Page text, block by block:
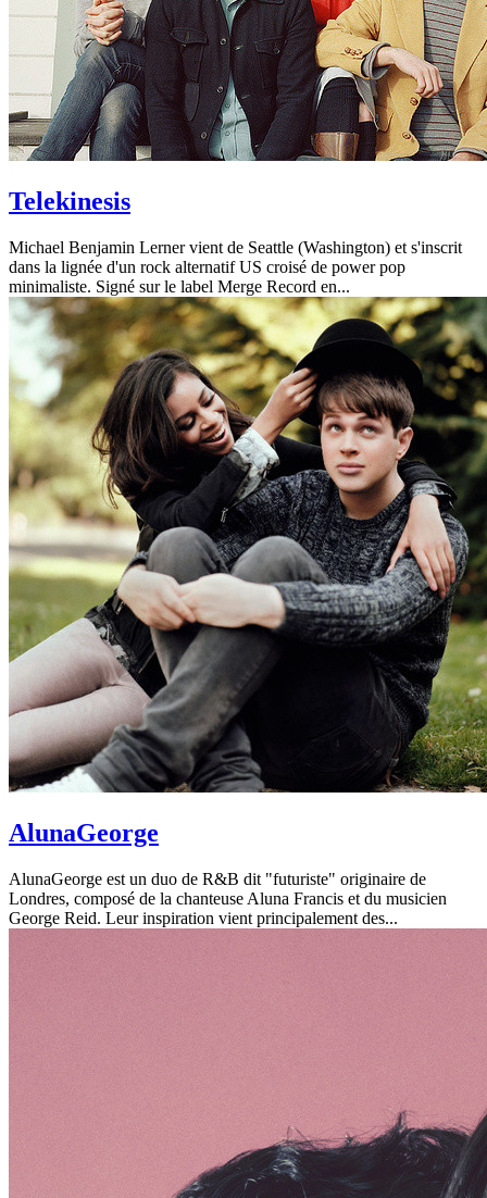
Telekinesis
Michael Benjamin Lerner vient de Seattle (Washington) et s'inscrit
dans la lignée d'un rock alternatif US croisé de power pop
minimaliste. Signé sur le label Merge Record en...
AlunaGeorge
AlunaGeorge est un duo de R&B dit "futuriste" originaire de
Londres, composé de la chanteuse Aluna Francis et du musicien
George Reid. Leur inspiration vient principalement des...